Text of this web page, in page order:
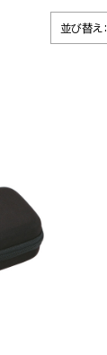
並び替え: